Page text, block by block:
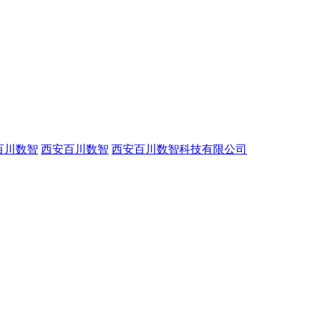
川数智 西安百川数智 西安百川数智科技有限公司